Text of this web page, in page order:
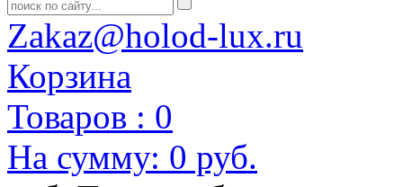
Zakaz@holod-lux.ru
Корзина
Товаров : 0
На сумму: 0 руб.